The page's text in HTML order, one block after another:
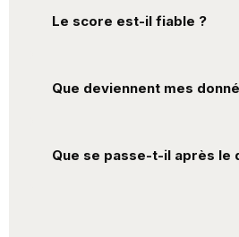
Le score est-il fiable ?
Que deviennent mes
Que se passe-t-il après le